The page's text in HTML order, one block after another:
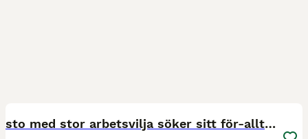
sto med stor arbetsvilja söker sitt för-alltid-hem